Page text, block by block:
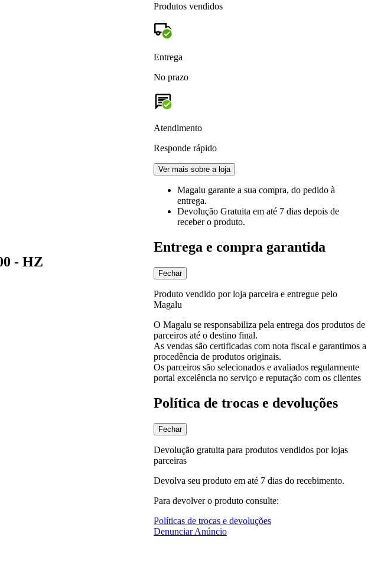
- HZ
Produtos vendidos
Entrega
No prazo
Atendimento
Responde rápido
Ver mais sobre a loja
Magalu garante a sua compra, do pedido à
entrega.
Devolução Gratuita em até 7 dias depois de
receber o produto.
Entrega e compra garantida
Fechar
Produto vendido por loja parceira e entregue pelo
Magalu
O Magalu se responsabiliza pela entrega dos produtos de
parceiros até o destino final.
As vendas são certificadas com nota fiscal e garantimos a
procedência de produtos originais.
Os parceiros são selecionados e avaliados regularmente
portal excelência no serviço e reputação com os clientes
Política de trocas e devoluções
Fechar
Devolução gratuita para produtos vendidos por lojas
parceiras
Devolva seu produto em até 7 dias do recebimento.
Para devolver o produto consulte:
Políticas de trocas e devoluções
Denunciar Anúncio